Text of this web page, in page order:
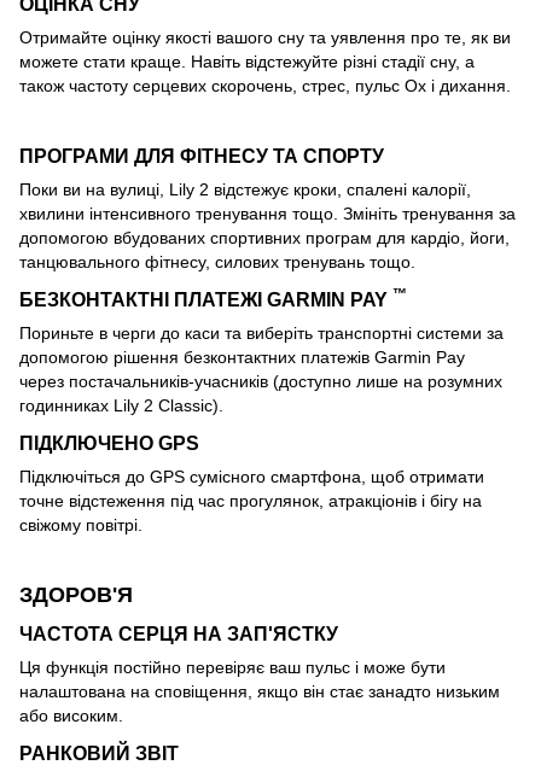
Отримайте оцінку якості вашого сну та уявлення про те, як ви
можете стати краще. Навіть відстежуйте різні стадії сну, а
також частоту серцевих скорочень, стрес, пульс Ox і дихання.
ПРОГРАМИ ДЛЯ ФІТНЕСУ ТА СПОРТУ
Поки ви на вулиці, Lily 2 відстежує кроки, спалені калорії,
хвилини інтенсивного тренування тощо. Змініть тренування за
допомогою вбудованих спортивних програм для кардіо, йоги,
танцювального фітнесу, силових тренувань тощо.
БЕЗКОНТАКТНІ ПЛАТЕЖІ GARMIN PAY ™
Пориньте в черги до каси та виберіть транспортні системи за
допомогою рішення безконтактних платежів Garmin Pay
через постачальників-учасників (доступно лише на розумних
годинниках Lily 2 Classic).
ПІДКЛЮЧЕНО GPS
Підключіться до GPS сумісного смартфона, щоб отримати
точне відстеження під час прогулянок, атракціонів і бігу на
свіжому повітрі.
ЗДОРОВ'Я
ЧАСТОТА СЕРЦЯ НА ЗАП'ЯСТКУ
Ця функція постійно перевіряє ваш пульс і може бути
налаштована на сповіщення, якщо він стає занадто низьким
або високим.
РАНКОВИЙ ЗВІТ